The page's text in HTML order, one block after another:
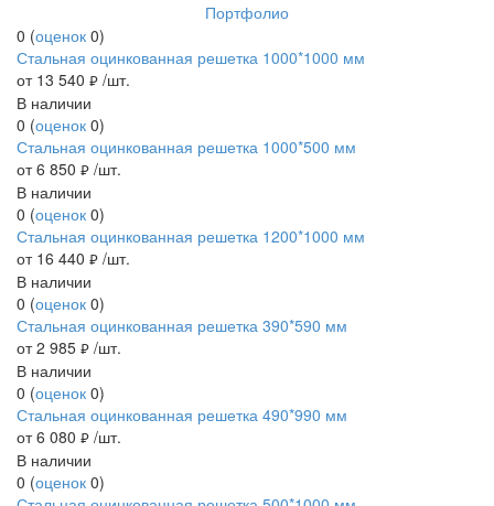
Портфолио
0 (оценок 0)
Стальная оцинкованная решетка 1000*1000 мм
от 13 540 руб. /шт.
В наличии
0 (оценок 0)
Стальная оцинкованная решетка 1000*500 мм
от 6 850 руб. /шт.
В наличии
0 (оценок 0)
Стальная оцинкованная решетка 1200*1000 мм
от 16 440 руб. /шт.
В наличии
0 (оценок 0)
Стальная оцинкованная решетка 390*590 мм
от 2 985 руб. /шт.
В наличии
0 (оценок 0)
Стальная оцинкованная решетка 490*990 мм
от 6 080 руб. /шт.
В наличии
0 (оценок 0)